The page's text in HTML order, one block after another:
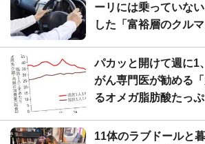
ーリには乗っていな
した「富裕層のクル
パカッと開けて週に1
がん専門医が勧める
るオメガ脂肪酸たっぷ
11体のラブドールと